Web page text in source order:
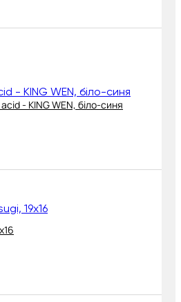
- KING WEN, біло-синя